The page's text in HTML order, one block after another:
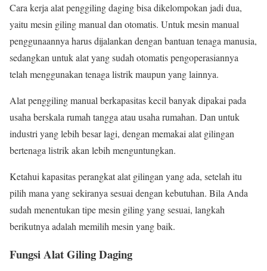
Cara kerja alat penggiling daging bisa dikelompokan jadi dua,
yaitu mesin giling manual dan otomatis. Untuk mesin manual
penggunaannya harus dijalankan dengan bantuan tenaga manusia,
sedangkan untuk alat yang sudah otomatis pengoperasiannya
telah menggunakan tenaga listrik maupun yang lainnya.
Alat penggiling manual berkapasitas kecil banyak dipakai pada
usaha berskala rumah tangga atau usaha rumahan. Dan untuk
industri yang lebih besar lagi, dengan memakai alat gilingan
bertenaga listrik akan lebih menguntungkan.
Ketahui kapasitas perangkat alat gilingan yang ada, setelah itu
pilih mana yang sekiranya sesuai dengan kebutuhan. Bila Anda
sudah menentukan tipe mesin giling yang sesuai, langkah
berikutnya adalah memilih mesin yang baik.
Fungsi Alat Giling Daging